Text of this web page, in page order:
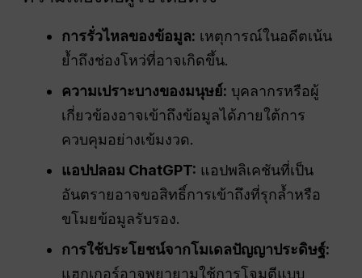
การรั่วไหลของข้อมูล: เหตุการณ์ในอดีตเน้น
ย้ำถึงช่องโหว่ที่อาจเกิดขึ้น.
ความเปราะบางของมนุษย์: บุคลากรหรือผู้
เกี่ยวข้องอาจเข้าถึงข้อมูลได้ภายใต้การ
ควบคุมอย่างเข้มงวด.
แอปปลอม ChatGPT: แอปพลิเคชันที่เป็น
อันตรายอาจขอสิทธิ์การเข้าถึงที่รุกล้ำหรือ
ขโมยข้อมูลรับรอง.
การใช้ประโยชน์จากโมเดลปัญญาประดิษฐ์:
แฮกเกอร์อาจพยายามใช้การโจมตีแบบ